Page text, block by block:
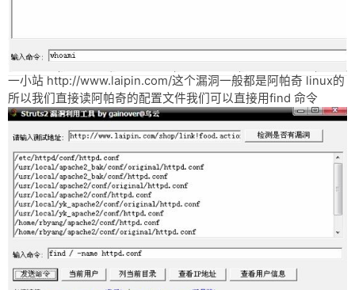
一小站 http://www.laipin.com/这个漏洞一般都是阿帕奇 linux的
所以我们直接读阿帕奇的配置文件我们可以直接用find 命令